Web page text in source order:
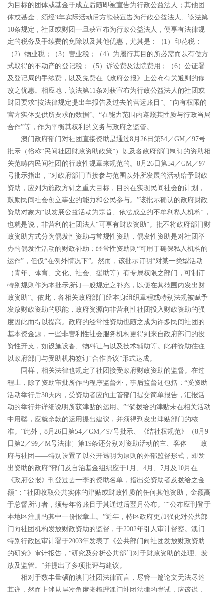
为目标的团体或基金于成立后随即被宣告为行政公益法人；其他团
体或基金，须经3年实际活动后方能获宣告为行政公益法人。该法第
10条规定，社团或财团一旦获宣布为行政公益法人，便享有法律规
定的税务及手续费的免除以及其他优惠，尤其是：（ 1 ）印花税；
（2）物业税；（3）营业税；（4）为履行其目的所必需而以有偿方
式取得的不动产的登记税；（5）诉讼费及法院费用；（6）公证署
及登记局的手续费，以及免费在《政府公报》上公布有关通则的修
改之优惠。相应地，该法第11条对获宣布为行政公益法人的社团或
财团要求“按法律规定提出年报告及过去的营运账目 ”、 “向有权限的
官方实体提供所要求的数据”、 “在能力范围内遵照其性质与行政当局
合作”等，作为平衡其权利的义务与政府之监管。
澳门政府部门对社团直接资助是通过8月 26 日第54／GM／97号
批示（俗称“民间社团财政资助政策”）以及各政府部门制订的资助相
关范畴内民间社团的行政性规章来规范的。 8月 26 日第54／GM／97
号批示指出， “对政府部门直接参与范围以外所发展的活动给予财政
资助，应列为施政方针之重大目标，目的在实现民间社会的计划，
鼓励民间社会创立事业的能力和公民参与。 ”该批示确认的政府财政
资助对象为“以发展公益活动为宗旨、依法成立的不牟利私人机构” ，
也就是说，非营利的社团法人“可享有财政资助”。批不将政府部门财
政资助方式分为偶发性资助与常规性资助，偶发性资助是对社团举
办的偶发性活动的财政补助；经常性资助则 “可用于确保私人机构的
运作” ，但仅“在例外情况下”。然而，该批示订明“对某一类型活动
（青年、体育、文化、社会、援助等）有专属权限之部门，可制订
特别规则作为本批示所订一般规定之补充，以便在其范围内发出财
政资助”。依此，各相关政府部门经本身组织章程或特别法规被赋予
发放财政资助的职能，政府资源向非营利性社团投入财政资助的强
度因此而得以提高。政府的经常性资助也随之成为许多民间社团的
基本资金源，一些非营利性社会服务机构更得到来自政府部门的投
资性开支，如设施设备、物料让与以及技术辅助等。此种资助往往
以政府部门与受助机构签订“合作协议”形式达成。
同样，相关法律也规定了社团接受政府财政资助的监督。在过
程上，除了资助审批所作的程序监督外，事后监督还包括： “受资助
活动举行后30天内，受资助者应向主管部门提交简单报告，汇报活
动的举行并详细说明所获津贴的运用。 ”“倘拨给的津贴未在相关活动
中用罄，应就余款的运用提出建议，并须得到发出津贴部门的核
准。 ”此外， 8月 26 日第54／GM／97号批示、《结社权规范》（8月 9
日第2／99／M号法律）第19条还分别对资助活动的主、客体――政
府与社团 ――特别设置了以公开透明为原则的外部监督形式，即发
出资助的政府“部门及自治基金组织应于1 月、 4月、 7月及 10月在
《政府公报》刊登过去一季的资助名单，指出受资助者及拨给之金
额” ； “社团收取公共实体的津贴或财政性质的任何其他资助，金额高
于总督所订者，须每年将账目于其通过后翌月公布。 ”“公布应刊登于
本地区注册的其中一份报章上。 ”近年，特区政府更加强化对公共部
门向社团机构发放财政资助的监督，于2002年引人审计督察。澳门
特别行政区审计署于2003年发表了《公共部门向社团发放财政资助
的研究》审计报告， “研究及分析公共部门对于财政资助的处理、发
放及监管。 ”并提出了多项批评与建议。
相对于数丰量硕的澳门社团法律而言，尽管一篇论文无法尽述
其详，然而上述从层次角度来梳理澳门社团法律的尝试，应该说，